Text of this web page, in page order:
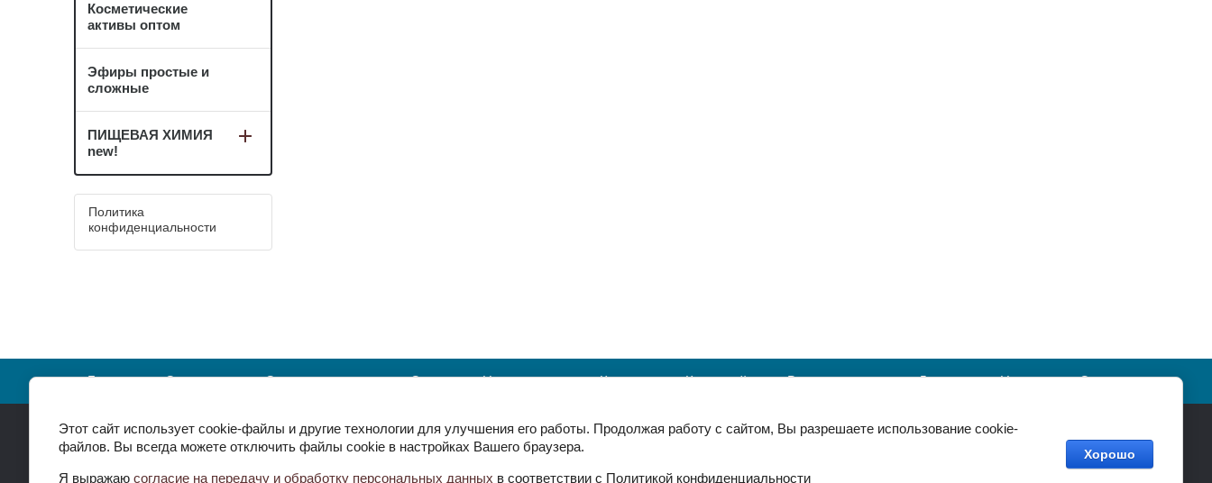
Косметические
активы оптом
Эфиры простые и
сложные
ПИЩЕВАЯ ХИМИЯ
new!
Политика
конфиденциальности
Главная О компании Оплата и доставка Скидки Напишите нам Контакты Карта сайта Вопросы-ответы Дилерам Новости Статьи
8 921 644 4143 пн-пт: 10-17, сб-вс: выходной
Этот сайт использует cookie-файлы и другие технологии для улучшения его работы. Продолжая работу с сайтом, Вы разрешаете использование cookie-
файлов. Вы всегда можете отключить файлы cookie в настройках Вашего браузера.
Я выражаю согласие на передачу и обработку персональных данных в соответствии с Политикой конфиденциальности
Хорошо